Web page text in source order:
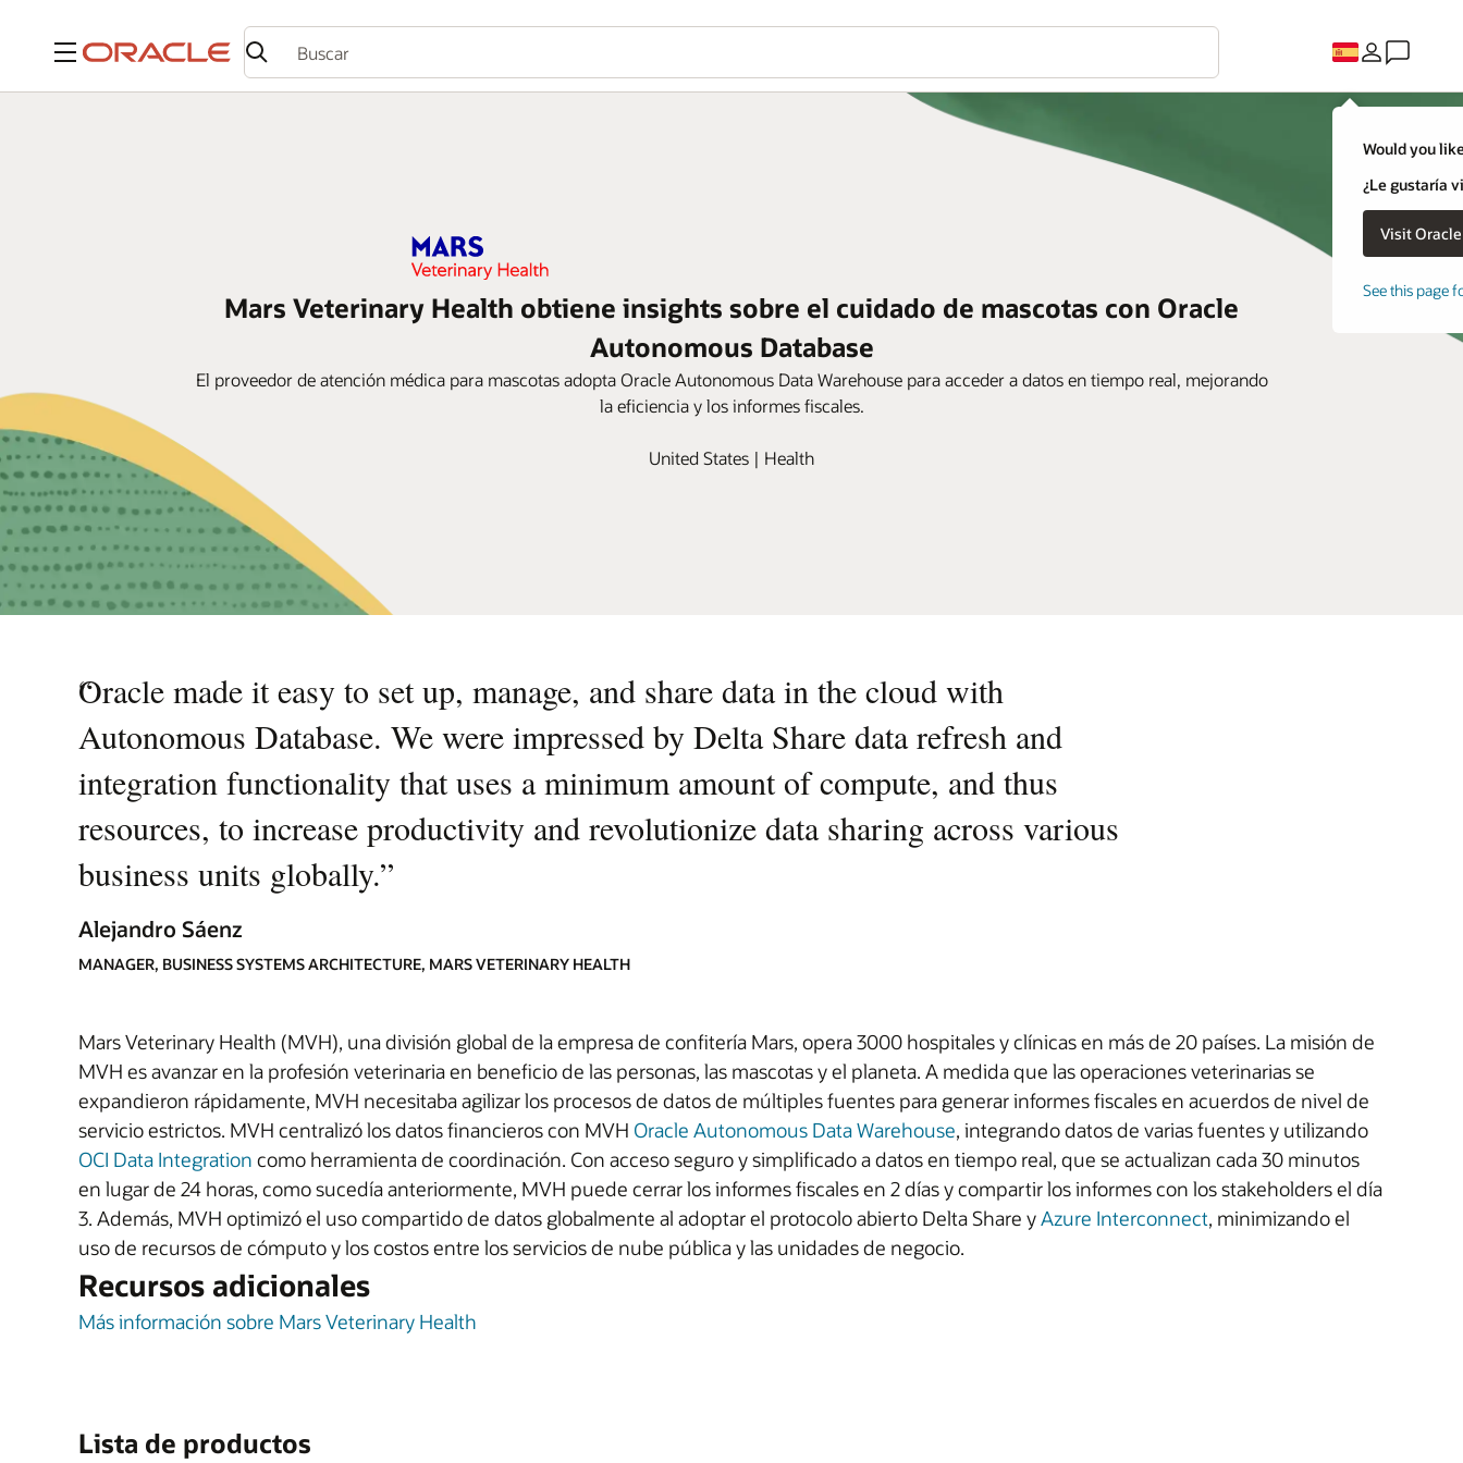
Menú
Would you
¿Le gustaría
See this page
Mars Veterinary Health obtiene insights sobre el cuidado de mascotas con Oracle
Autonomous Database
El proveedor de atención médica para mascotas adopta Oracle Autonomous Data Warehouse para acceder a datos en tiempo real, mejorando
la eficiencia y los informes fiscales.
United States | Health
“
Oracle made it easy to set up, manage, and share data in the cloud with
Autonomous Database. We were impressed by Delta Share data refresh and
integration functionality that uses a minimum amount of compute, and thus
resources, to increase productivity and revolutionize data sharing across various
business units globally.”
Alejandro Sáenz
MANAGER, BUSINESS SYSTEMS ARCHITECTURE, MARS VETERINARY HEALTH
Mars Veterinary Health (MVH), una división global de la empresa de confitería Mars, opera 3000 hospitales y clínicas en más de 20 países. La misión de
MVH es avanzar en la profesión veterinaria en beneficio de las personas, las mascotas y el planeta. A medida que las operaciones veterinarias se
expandieron rápidamente, MVH necesitaba agilizar los procesos de datos de múltiples fuentes para generar informes fiscales en acuerdos de nivel de
servicio estrictos. MVH centralizó los datos financieros con MVH Oracle Autonomous Data Warehouse, integrando datos de varias fuentes y utilizando
OCI Data Integration como herramienta de coordinación. Con acceso seguro y simplificado a datos en tiempo real, que se actualizan cada 30 minutos
en lugar de 24 horas, como sucedía anteriormente, MVH puede cerrar los informes fiscales en 2 días y compartir los informes con los stakeholders el día
3. Además, MVH optimizó el uso compartido de datos globalmente al adoptar el protocolo abierto Delta Share yAzure Interconnect, minimizando el
uso de recursos de cómputo y los costos entre los servicios de nube pública y las unidades de negocio.
Recursos adicionales
Más información sobre Mars Veterinary Health
Lista de productos